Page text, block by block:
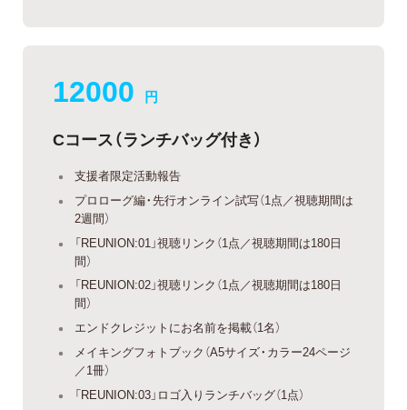
12000 円
Cコース（ランチバッグ付き）
支援者限定活動報告
プロローグ編・先行オンライン試写（1点／視聴期間は
2週間）
「REUNION:01」視聴リンク（1点／視聴期間は180日
間）
「REUNION:02」視聴リンク（1点／視聴期間は180日
間）
エンドクレジットにお名前を掲載（1名）
メイキングフォトブック（A5サイズ・カラー24ページ
／1冊）
「REUNION:03」ロゴ入りランチバッグ（1点）